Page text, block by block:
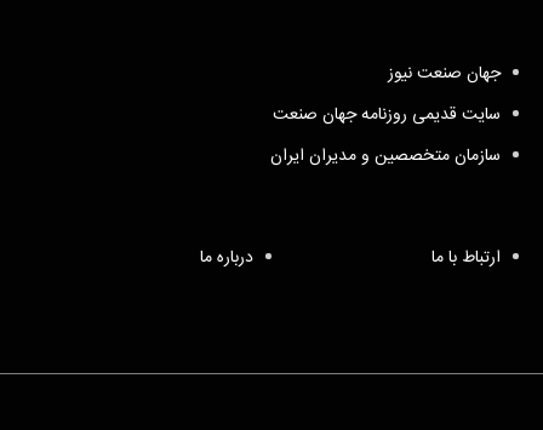
جهان صنعت نیوز
سایت قدیمی روزنامه جهان صنعت
سازمان متخصصین و مدیران ایران
ارتباط با ما درباره ما